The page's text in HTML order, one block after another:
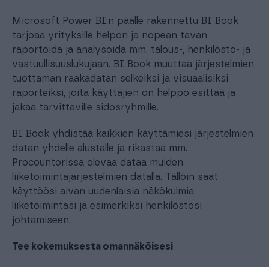
Microsoft Power BI:n päälle rakennettu BI Book
tarjoaa yrityksille helpon ja nopean tavan
raportoida ja analysoida mm. talous-, henkilöstö- ja
vastuullisuuslukujaan. BI Book muuttaa järjestelmien
tuottaman raakadatan selkeiksi ja visuaalisiksi
raporteiksi, joita käyttäjien on helppo esittää ja
jakaa tarvittaville sidosryhmille.
BI Book yhdistää kaikkien käyttämiesi järjestelmien
datan yhdelle alustalle ja rikastaa mm.
Procountorissa olevaa dataa muiden
liiketoimintajärjestelmien datalla. Tällöin saat
käyttöösi aivan uudenlaisia näkökulmia
liiketoimintasi ja esimerkiksi henkilöstösi
johtamiseen.
Tee kokemuksesta omannäköisesi